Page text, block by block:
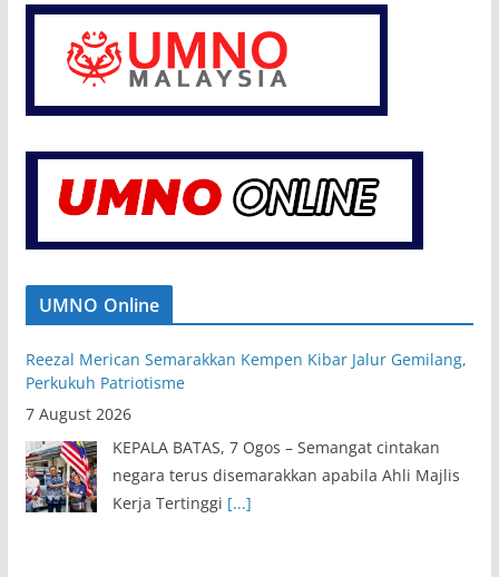
UMNO Online
Reezal Merican Semarakkan Kempen Kibar Jalur Gemilang,
Perkukuh Patriotisme
7 August 2026
KEPALA BATAS, 7 Ogos – Semangat cintakan
negara terus disemarakkan apabila Ahli Majlis
Kerja Tertinggi [...]